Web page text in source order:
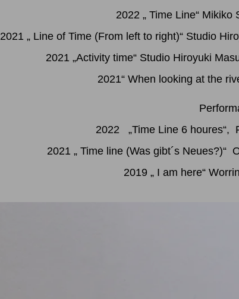
2022 „ Time Line“
2021 „ Line of Time (From left to right)“ Studio
2021 „Activity time“ Studio Hiroyuki
2021“ When looking at the
2022 „Time Line 6 houres“,
2021 „ Time line (Was gibt´s Neues?)“
2019 „ I am here“